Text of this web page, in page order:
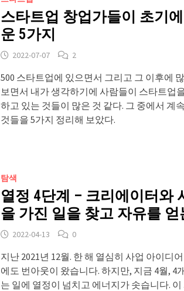
스타트업 창업가들이 초기
운 5가지
2022-07-07 2
500 스타트업에 있으면서 그리고 그 이후에
보면서 내가 생각하기에 사람들이 스타트업
하고 있는 것들이 많은 것 같다. 그 중에서 계
것들을 5가지 정리해 보았다.
탐색
열정 4단계 – 크리에이터와
을 가진 일을 찾고 자유를 얻
2022-04-13 0
지난 2021년 12월. 한 해 열심히 사업 아이디
에도 번아웃이 왔습니다. 하지만, 지금 4월, 4
는 일에 열정이 넘치고 에너지가 솟습니다.